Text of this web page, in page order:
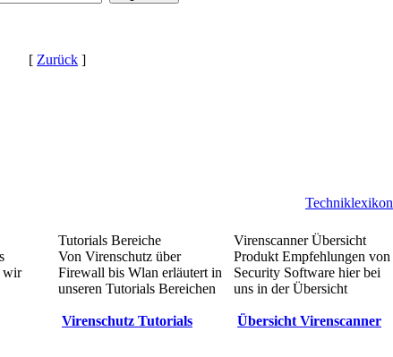
[ Zurück ]
Techniklexikon
wir
Tutorials Bereiche
Von Virenschutz über
Firewall bis Wlan erläutert in
unseren Tutorials Bereichen
Virenschutz Tutorials
Virenscanner Übersicht
Produkt Empfehlungen von
Security Software hier bei
uns in der Übersicht
Übersicht Virenscanner